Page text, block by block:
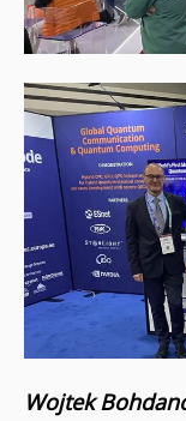
Wojtek